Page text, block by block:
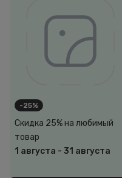
-25%
Скидка 25% на любимый
товар
1 августа - 31 августа